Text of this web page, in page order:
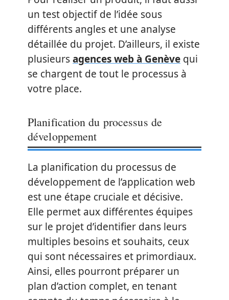
un test objectif de l’idée sous
différents angles et une analyse
détaillée du projet. D’ailleurs, il existe
plusieursagences web à Genève qui
se chargent de tout le processus à
votre place.
Planification du processus de
développement
La planification du processus de
développement de l’application web
est une étape cruciale et décisive.
Elle permet aux différentes équipes
sur le projet d’identifier dans leurs
multiples besoins et souhaits, ceux
qui sont nécessaires et primordiaux.
Ainsi, elles pourront préparer un
plan d’action complet, en tenant